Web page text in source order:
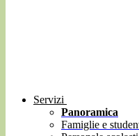
Servizi
Panoramica
Famiglie e